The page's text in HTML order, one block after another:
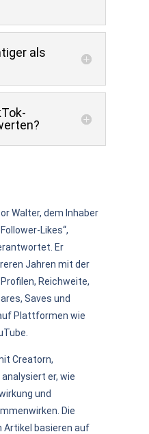
als
Walter, dem Inhaber
Likes“,
Er
Jahren mit der
Reichweite,
Saves und
Plattformen wie
Creatorn,
er, wie
und
Die
Artikel basieren auf